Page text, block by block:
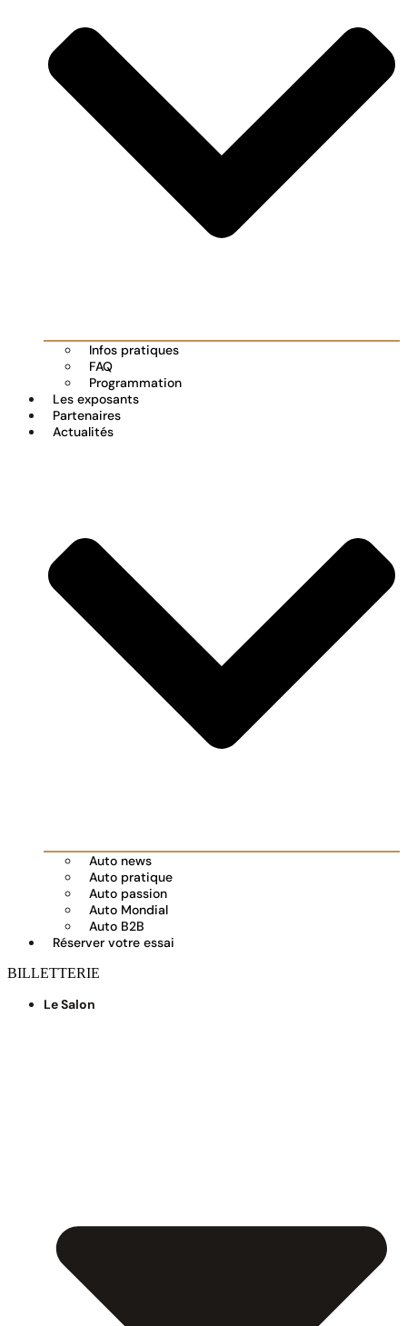
Infos pratiques
FAQ
Programmation
Les exposants
Partenaires
Actualités
Auto news
Auto pratique
Auto passion
Auto Mondial
Auto B2B
Réserver votre essai
BILLETTERIE
Le Salon